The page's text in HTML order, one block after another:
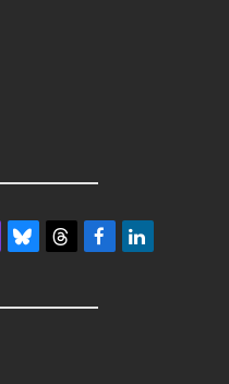
BlueskyThreadsFacebookLinkedIn